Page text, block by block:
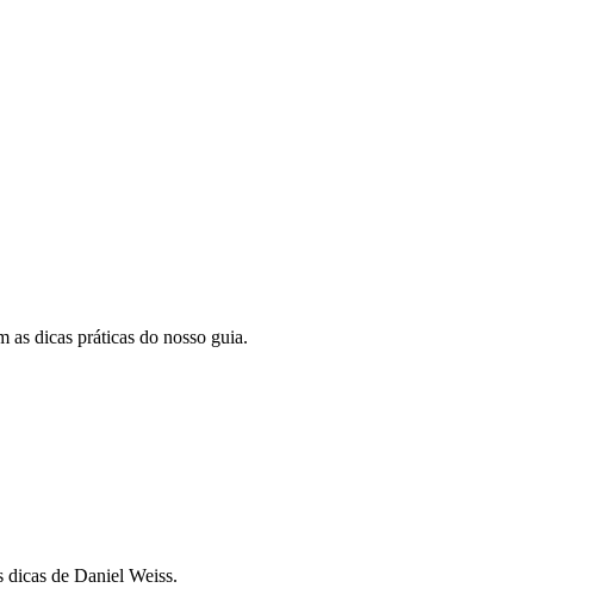
as dicas práticas do nosso guia.
dicas de Daniel Weiss.